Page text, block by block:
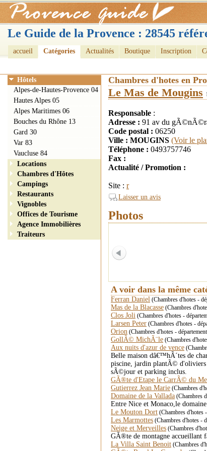
Le Guide de la Provence : 28545
accueil Catégories Actualités Boutique Inscription
Chambres d'hotes en
Le Mas de Mougins
Responsable :
Adresse : 91 av du
Code postal : 06250
Ville : MOUGINS (Voir le
Téléphone : 0493757746
Fax :
Actualité / Promotion :
Site : r
Laisser un avis
Photos
A voir dans la même
Ferran Daniel (Chambres d'hotes -
Mas de la Blacasse (Chambres
Clos Joli (Chambres d'hotes -
Larsen Peter (Chambres d'hotes -
Orion (Chambres d'hotes -
GollÃ© MichÃ¨le (Chambres
Aux nuits d'azur de vence
Belle maison dâ€™hÃ´tes de
piscine, jardin plantÃ©
sÃ©jour et parking inclus.
GÃ®te d'Etape le CarrÃ© du
Gutierrez Jean Marie (Chambres
Domaine de la Vallada (Chambres
Entre Nice et Monaco,le
Le Mouton Dort (Chambres d'hotes
Les Marmottes (Chambres d'hotes -
Neige et Merveilles (Chambres
GÃ®te de montagne accueillant
La Villa Saint Benoit (Chambres
Hôtels
Alpes-de-Hautes-Provence 04
Hautes Alpes 05
Alpes Maritimes 06
Bouches du Rhône 13
Gard 30
Var 83
Vaucluse 84
Locations
Chambres d'Hôtes
Campings
Restaurants
Vignobles
Offices de Tourisme
Agence Immobilières
Traiteurs